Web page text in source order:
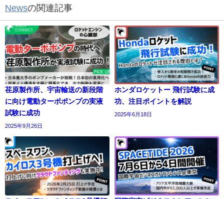
Newsの関連記事
荏原製作所、宇宙輸送の新段階
に向け電動ターボポンプの実液
試験に成功
2025年9月26日
ホンダロケットー 飛行試験に成
功、注目ポイントを解説
2025年6月18日